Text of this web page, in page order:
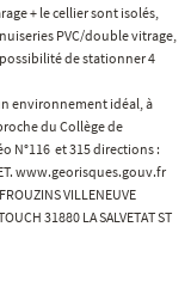
+ le cellier sont isolés,
PVC/double vitrage,
de stationner 4
environnement idéal, à
du Collège de
N°116 et 315 directions :
www.georisques.gouv.fr
VILLENEUVE
31880 LA SALVETAT ST